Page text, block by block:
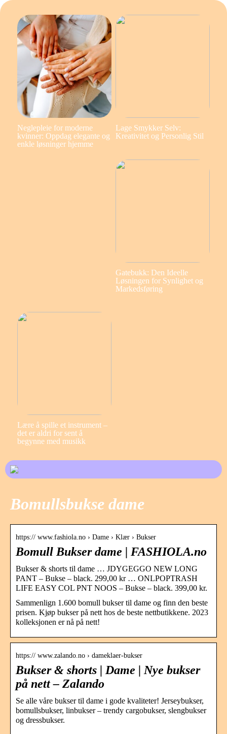
Neglepleie for moderne
kvinner: Oppdag elegante og
enkle løsninger hjemme
Lage Smykker Selv:
Kreativitet og Personlig Stil
Gatebukk: Den Ideelle
Løsningen for Synlighet og
Markedsføring
Lære å spille et instrument –
det er aldri for sent å
begynne med musikk
Bomullsbukse dame
https:// www.fashiola.no › Dame › Klær › Bukser
Bomull Bukser dame | FASHIOLA.no
Bukser & shorts til dame … JDYGEGGO NEW LONG
PANT – Bukse – black. 299,00 kr … ONLPOPTRASH
LIFE EASY COL PNT NOOS – Bukse – black. 399,00 kr.
Sammenlign 1.600 bomull bukser til dame og finn den beste
prisen. Kjøp bukser på nett hos de beste nettbutikkene. 2023
kolleksjonen er nå på nett!
https:// www.zalando.no › dameklaer-bukser
Bukser & shorts | Dame | Nye bukser
på nett – Zalando
Se alle våre bukser til dame i gode kvaliteter! Jerseybukser,
bomullsbukser, linbukser – trendy cargobukser, slengbukser
og dressbukser.